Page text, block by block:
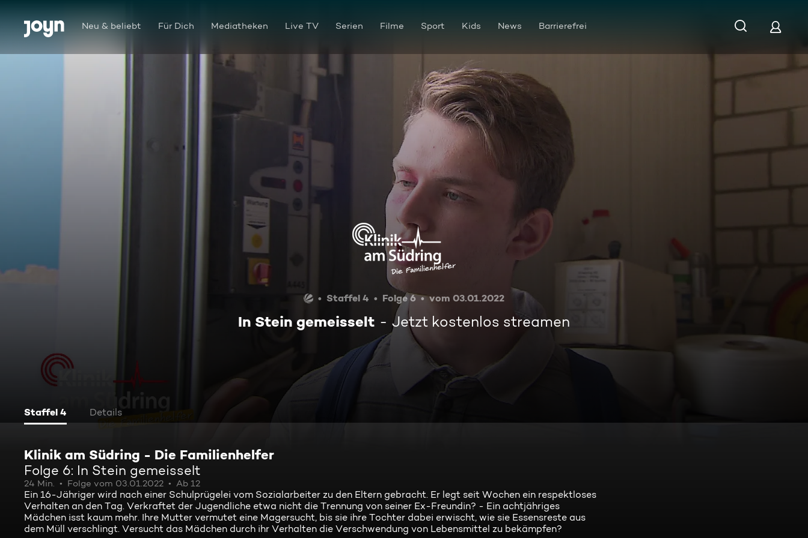
Zum Inhalt springen
Barrierefrei Neu & beliebt Für Dich Mediatheken Live TV Serien Filme Sport Kids News Barrierefrei
Staffel 4 Folge 6 vom 03.01.2022
In Stein gemeisselt Jetzt kostenlos streamen
Staffel 4 Details
Klinik am Südring - Die Familienhelfer
Folge 6: In Stein gemeisselt
24 Min. Folge vom 03.01.2022 Ab 12
Ein 16-Jähriger wird nach einer Schulprügelei vom Sozialarbeiter zu den Eltern gebracht. Er legt seit Wochen ein respektloses
Verhalten an den Tag. Verkraftet der Jugendliche etwa nicht die Trennung von seiner Ex-Freundin? - Ein achtjähriges
Mädchen isst kaum mehr. Ihre Mutter vermutet eine Magersucht, bis sie ihre Tochter dabei erwischt, wie sie Essensreste aus
dem Müll verschlingt. Versucht das Mädchen durch ihr Verhalten die Verschwendung von Lebensmittel zu bekämpfen?